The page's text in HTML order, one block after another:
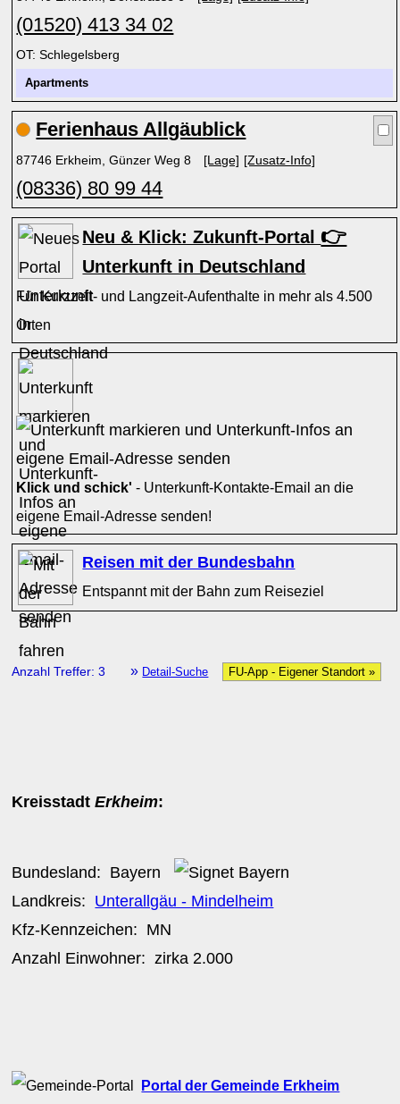
(01520) 413 34 02
OT: Schlegelsberg
Apartments
Ferienhaus Allgäublick
87746 Erkheim, Günzer Weg 8 [Lage] [Zusatz-Info]
(08336) 80 99 44
Neu & Klick: Zukunft-Portal 👉
Unterkunft in Deutschland
Für Kurzzeit- und Langzeit-Aufenthalte in mehr als 4.500
Orten
Klick und schick' - Unterkunft-Kontakte-Email an die
eigene Email-Adresse senden!
Reisen mit der Bundesbahn
Entspannt mit der Bahn zum Reiseziel
Anzahl Treffer: 3 » Detail-Suche FU-App - Eigener Standort »
KreisstadtErkheim:
Bundesland: Bayern
Landkreis: Unterallgäu - Mindelheim
Kfz-Kennzeichen: MN
Anzahl Einwohner: zirka 2.000
Portal der Gemeinde Erkheim